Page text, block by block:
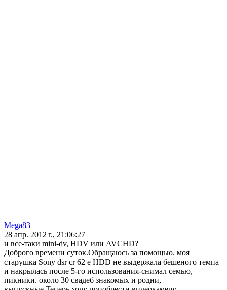
Mega83
28 апр. 2012 г., 21:06:27
и все-таки mini-dv, HDV или AVCHD?
Доброго времени суток.Обращаюсь за помощью. моя
старушка Sony dsr cr 62 e HDD не выдержала бешеного темпа
и накрылась после 5-го использования-снимал семью,
пикники. около 30 свадеб знакомых и родни,